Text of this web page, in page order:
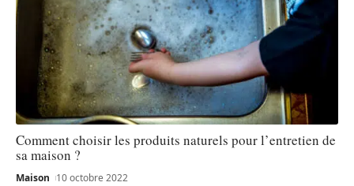
Comment choisir les produits naturels pour l’entretien de
sa maison ?
Maison 10 octobre 2022